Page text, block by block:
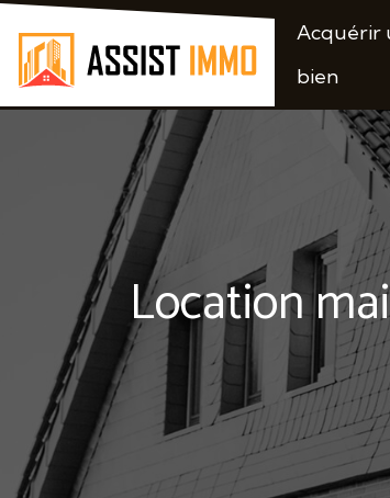
Acquérir
bien
Location